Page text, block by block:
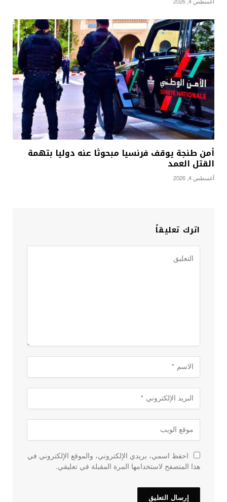
أمن طنجة يوقف فرنسيا مبحوثا عنه دوليا بتهمة
القتل العمد
أغسطس 4, 2026
اترك تعليقاً
احفظ اسمي، بريدي الإلكتروني، والموقع الإلكتروني في
هذا المتصفح لاستخدامها المرة المقبلة في تعليقي.